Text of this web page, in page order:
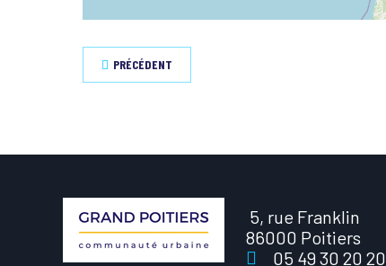
PRÉCÉDENT
5, rue Franklin
86000 Poitiers
05 49 30 20 20